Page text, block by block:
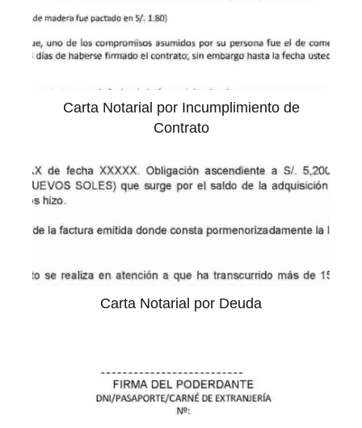
Carta Notarial por Incumplimiento de
Contrato
Carta Notarial por Deuda